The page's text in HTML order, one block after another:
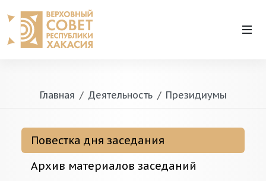
Главная Деятельность Президиумы
Повестка дня заседания
Архив материалов заседаний